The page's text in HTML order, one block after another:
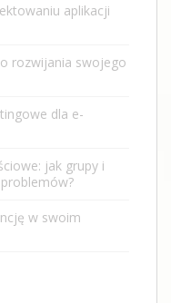
aplikacji
rozwijania swojego
dla e-
jak grupy i
w swoim